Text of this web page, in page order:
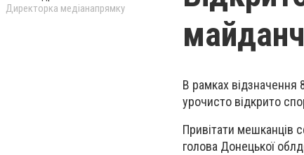
Директорка медіанапрямку
В рамках відзначення
урочисто відкрито
Привітати мешканців
голова Донецької